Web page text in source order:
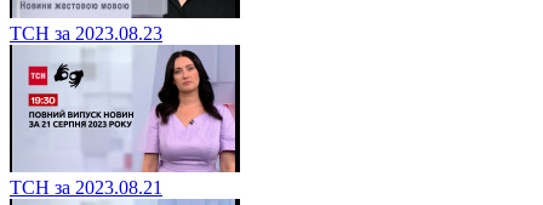
ТСН за 2023.08.23
ТСН за 2023.08.21